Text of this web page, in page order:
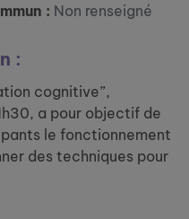
: Non renseigné
:
cognitive”,
a pour objectif de
le fonctionnement
des techniques pour